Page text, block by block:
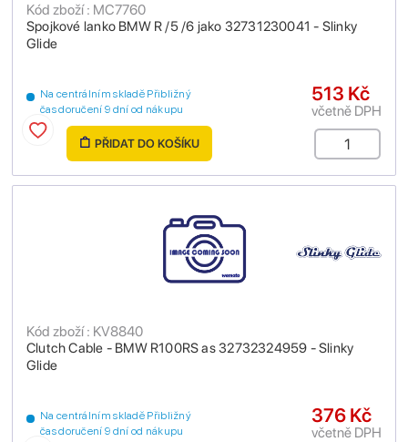
Spojkové lanko BMW R /5 /6 jako 32731230041 - Slinky
Glide
Kód zboží : MC7760
Na centrálním skladě Přibližný
čas doručení 9 dní od nákupu
513 Kč
včetně DPH
PŘIDAT DO KOŠÍKU
Clutch Cable - BMW R100RS as 32732324959 - Slinky
Glide
Kód zboží : KV8840
Na centrálním skladě Přibližný
čas doručení 9 dní od nákupu
376 Kč
včetně DPH